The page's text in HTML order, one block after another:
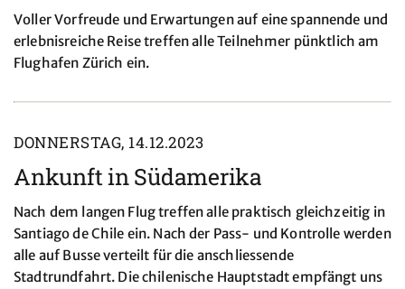
Voller Vorfreude und Erwartungen auf eine spannende und
erlebnisreiche Reise treffen alle Teilnehmer pünktlich am
Flughafen Zürich ein.
DONNERSTAG, 14.12.2023
Ankunft in Südamerika
Nach dem langen Flug treffen alle praktisch gleichzeitig in
Santiago de Chile ein. Nach der Pass- und Kontrolle werden
alle auf Busse verteilt für die anschliessende
Stadtrundfahrt. Die chilenische Hauptstadt empfängt uns